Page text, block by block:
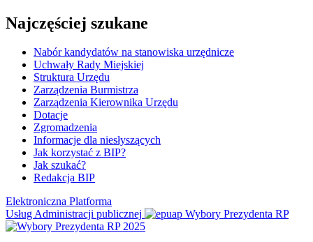
Najczęściej szukane
Nabór kandydatów na stanowiska urzędnicze
Uchwały Rady Miejskiej
Struktura Urzędu
Zarządzenia Burmistrza
Zarządzenia Kierownika Urzędu
Dotacje
Zgromadzenia
Informacje dla niesłyszących
Jak korzystać z BIP?
Jak szukać?
Redakcja BIP
Elektroniczna Platforma
Usług Administracji publicznej
Wybory Prezydenta RP